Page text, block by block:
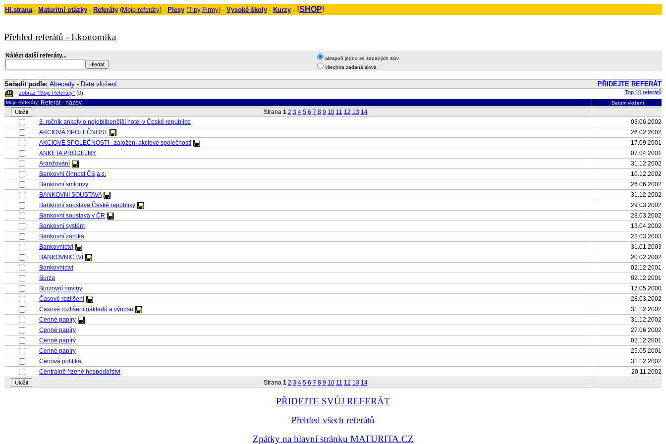
Hl.strana- Maturitní otázky - Referáty (Moje referáty) - Plesy (Tipy, Firmy) - Vysoké školy - Kurzy - !SHOP!
Přehled referátů - Ekonomika
Nálézt další referáty...
alespoň jedno ze zadaných slov
všechna zadaná slova
Seřadit podle: Abecedy - Data vložení PŘIDEJTE REFERÁT
- zobraz "Moje Referáty" (0) Top 10 referátů
Moje Referáty Referát - název Datum vložení
Strana 1 2 3 4 5 6 7 8 9 10 11 12 13 14
3. ročník ankety o nejoblíbenější hotel v České republice
03.06.2002
AKCIOVÁ SPOLEČNOST
26.02.2002
AKCIOVÉ SPOLEČNOSTI - založení akciové společnosti
17.09.2001
ANKETA PRODEJNY
07.04.2001
Aranžování
31.12.2002
Bankovní činnost ČS,a.s.
10.12.2002
Bankovní smlouvy
26.06.2002
BANKOVNÍ SOUSTAVA
31.12.2002
Bankovní soustava České republiky
29.03.2002
Bankovní soustava v ČR
28.03.2002
Bankovní systém
13.04.2002
Bankovní záruka
22.03.2003
Bankovnictví
31.01.2003
BANKOVNICTVÍ
20.02.2002
Bankovnictví
02.12.2001
Burza
02.12.2001
Burzovní noviny
17.05.2000
Časové rozlišení
28.03.2002
Časové rozlišení nákladů a výnosů
31.12.2002
Cenné papíry
31.12.2002
Cenné papíry
27.06.2002
Cenné papíry
02.12.2001
Cenné papíry
25.05.2001
Cenová politika
31.12.2002
Centrálně řízené hospodářství
20.11.2002
Strana 1 2 3 4 5 6 7 8 9 10 11 12 13 14
PŘIDEJTE SVŮJ REFERÁT
Přehled všech referátů
Zpátky na hlavní stránku MATURITA.CZ